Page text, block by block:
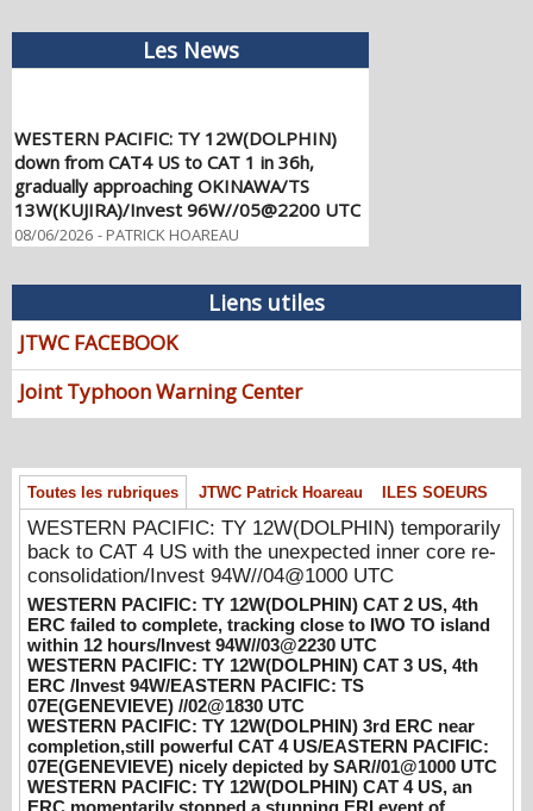
Les News
WESTERN PACIFIC: TY 12W(DOLPHIN)
down from CAT4 US to CAT 1 in 36h,
gradually approaching OKINAWA/TS
13W(KUJIRA)/Invest 96W//05@2200 UTC
08/06/2026 PATRICK HOAREAU
temporarily back to CAT 4 US with the
unexpected inner core re-
consolidation/Invest 94W//04@1000 UTC
WESTERN PACIFIC: TY 12W(DOLPHIN)
hours/Invest 94W//03@2230 UTC
08/04/2026 - PATRICK HOAREAU
WESTERN PACIFIC: TY 12W(DOLPHIN)
CAT 3 US, 4th ERC /Invest 94W/EASTERN
PACIFIC: TS 07E(GENEVIEVE) //02@1830
UTC
08/02/2026 - PATRICK HOAREAU
WESTERN PACIFIC: TY 12W(DOLPHIN)
3rd ERC near completion,still powerful CAT
4 US/EASTERN PACIFIC: 07E(GENEVIEVE)
nicely depicted by SAR//01@1000 UTC
08/01/2026 -PATRICK HOAREAU
Liens utiles
JTWC FACEBOOK
Joint Typhoon Warning Center
Toutes les rubriques JTWC Patrick Hoareau ILES SOEURS
WESTERN PACIFIC: TY 12W(DOLPHIN) temporarily
back to CAT 4 US with the unexpected inner core re-
consolidation/Invest 94W//04@1000 UTC
WESTERN PACIFIC: TY 12W(DOLPHIN) CAT 2 US, 4th
ERC failed to complete, tracking close to IWO TO island
within 12 hours/Invest 94W//03@2230 UTC
WESTERN PACIFIC: TY 12W(DOLPHIN) CAT 3 US, 4th
ERC /Invest 94W/EASTERN PACIFIC: TS
07E(GENEVIEVE) //02@1830 UTC
WESTERN PACIFIC: TY 12W(DOLPHIN) 3rd ERC near
completion,still powerful CAT 4 US/EASTERN PACIFIC:
07E(GENEVIEVE) nicely depicted by SAR//01@1000 UTC
WESTERN PACIFIC: TY 12W(DOLPHIN) CAT 4 US, an
ERC momentarily stopped a stunning ERI event of